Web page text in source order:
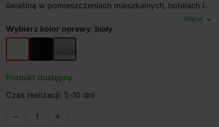
świetlną w pomieszczeniach mieszkalnych, hotelach i...
Więcej expand_more
Wybierz kolor oprawy: biały
biały czarnyszary
Produkt dostępny
Czas realizacji: 5-10 dni
 